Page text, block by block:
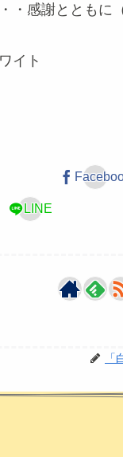
・感謝とともに
ト
LINE